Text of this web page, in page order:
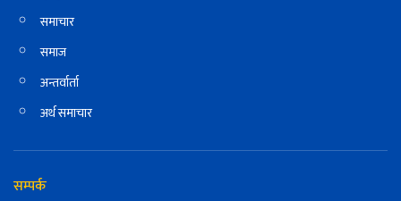
समाचार
समाज
अन्तर्वार्ता
अर्थ समाचार
सम्पर्क